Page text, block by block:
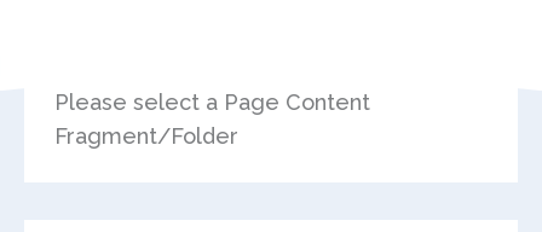
Please select a Page Content
Fragment/Folder